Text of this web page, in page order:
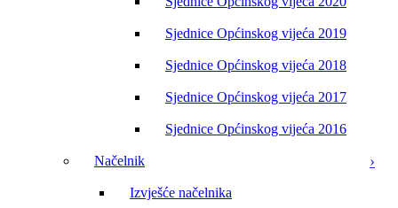
Sjednice Općinskog vijeća 2019
Sjednice Općinskog vijeća 2018
Sjednice Općinskog vijeća 2017
Sjednice Općinskog vijeća 2016
Načelnik
Izvješće načelnika